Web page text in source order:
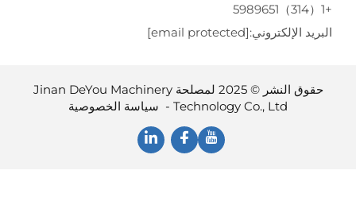
الإلكتروني:[email protected]
حقوق النشر © 2025 لمصلحة Jinan DeYou Machinery
Technology Co., Ltd -
سياسة الخصوصية